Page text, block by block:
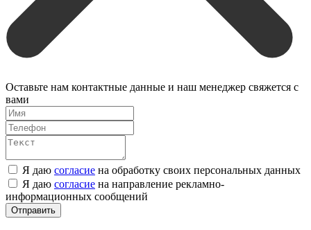
Оставьте нам контактные данные и наш менеджер свяжется с
вами
Я даю согласие на обработку своих персональных данных
Я даю согласие на направление рекламно-
информационных сообщений
Отправить